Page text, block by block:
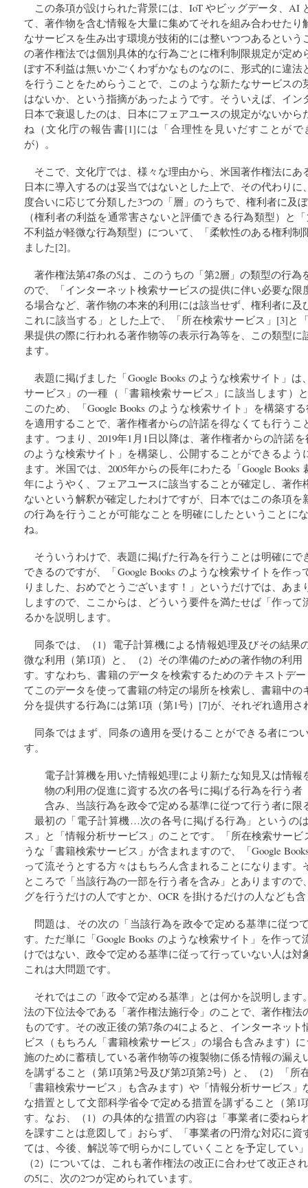
この条項が設けられた背景には、IoT やビッグデータ、AI
て、著作物を含む情報を大量に集めてそれを組み合わせたり
なサービスを生み出す環境が技術的には整いつつあるとい
の著作権法では個別具体的な行為ごとに権利制限規定が定め
ぼす不利益は無いかごくわずかなものなのに、形式的に違法
を行うことをためらうことで、このような新たなサービス
はないか、という指摘があったようです。そういえば、イ
日本で衰退したのは、日本にフェアユースの規定がないか
ね（文化庁の報告書[1]には「合理性を見いだすことが
が）。
そこで、文化庁では、様々な理由から、米国著作権法に
日本に導入するのは妥当ではないとした上で、その代わり
度合いに応じて分類した3つの「層」のうちで、権利者に及
（権利者の利益を通常害さないと評価できる行為類型）と
不利益が軽微な行為類型）について、「柔軟性のある権利制
ました[2]。
著作権法第47条の5は、このうちの「第2層」の類型の行
ので、「インターネット検索サービスの提供に伴い必要な限
る場合など、著作物の本来的利用には該当せず、権利者に
これに該当する」とした上で、「所在検索サービス」[3]と
果提供の際に行われる著作物等の表示行為等を、この類型に
ます。
表題に掲げました「Google Books のような検索サイト」
サービス」の一種（「書籍検索サービス」に該当します）
このため、「Google Books のような検索サイト」を構築す
を適用することで、著作権者からの許諾を得なくても行う
ます。つまり、2019年1月1日以降は、著作権者からの許諾を
のような検索サイト」を構築し、公開することができるよう
ます。米国では、2005年からの長年にわたる「Google Books
年にようやく、フェアユースに該当することが確定し、著作
ないという解釈が確定したわけですが、日本ではこの条項
の行為を行うことが可能なことを明確にしたということに
ね。
そういうわけで、表題に掲げた行為を行うことは明確に
できるのですが、「Google Books のような検索サイトを作
りました、おめでとうございます！」というだけでは、あ
しますので、ここからは、どういう要件を満たせば「作っ
るかを説明します。
同条では、（1）電子計算機による情報処理及びその結果
微な利用（第1項）と、（2）その準備のための著作物の利用
す。すなわち、書籍のデータを検索するためのテキストデ
てこのデータを使って書籍の特定の場所を検索し、書籍中の
分を提供する行為には第1項（第1号）[7]が、それぞれ適用
同条ではまず、同条の適用を受けることができる者につ
す。
電子計算機を用いた情報処理により新たな知見又は情
物の利用の促進に資する次の各号に掲げる行為を行う者
含み、当該行為を政令で定める基準に従つて行う者に限
最初の「電子計算機…次の各号に掲げる行為」というの
ス」と「情報分析サービス」のことです。「所在検索サービ
うな「書籍検索サービス」が含まれますので、「Google
って流そうとする方々はもちろん含まれることになります
ところで「当該行為の一部を行う者を含み」とありますの
グを行うだけの人ですとか、OCR を掛けるだけの人なども
問題は、その次の「当該行為を政令で定める基準に従つ
す。ただ単に「Google Books のような検索サイト」を作っ
けではない、政令で定める基準に従って行っていない人は
これは大問題です。
それではこの「政令で定める基準」とは何かを説明しま
法の下位法令である「著作権法施行令」のことで、著作権法
ものです。その改正後の第7条の4によると、インターネッ
ビス（もちろん「書籍検索サービス」の場合も含みます）
施のために蓄積している著作物等の複製物に係る情報の漏え
を講ずること（第1項第2号及び第2項第2号）と、（2）「所
「書籍検索サービス」も含みます）や「情報分析サービス
な措置として文部科学省令で定める措置を講ずること（第1
す。なお、（1）の具体的な措置の内容は「事業者に委ねら
を課すことは意図して」おらず、「事業者の円滑な対応に
ては、今後、解説等で明らかにしていくことを予定してい
（2）については、これも著作権法の改正に合わせて改正さ
の5に、次の2つが定められています。